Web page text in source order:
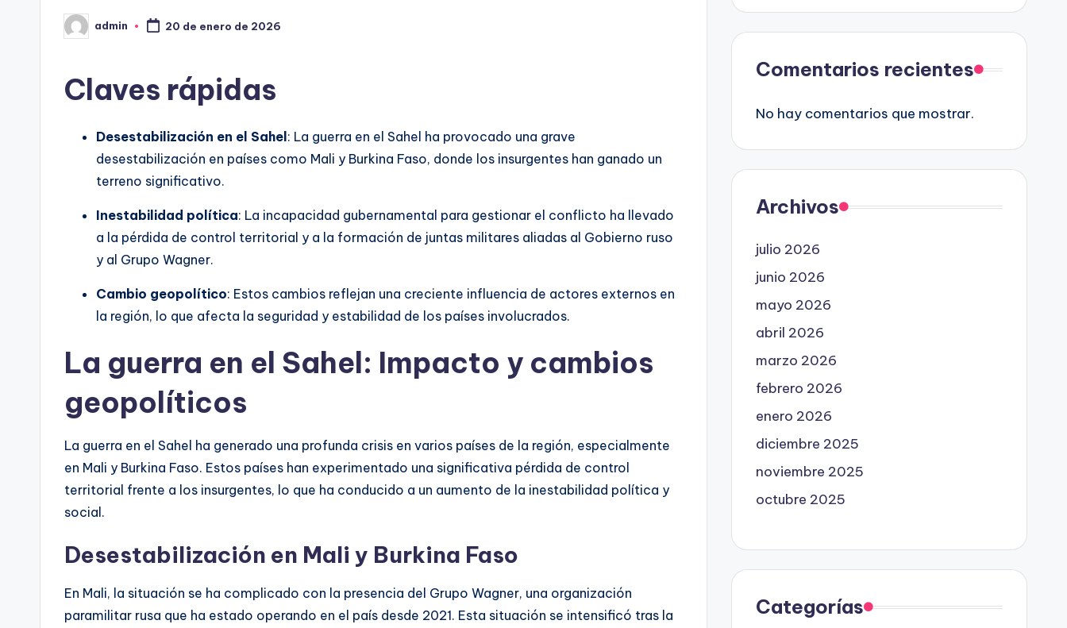
Publicado
por
admin 20 de enero de 2026
Claves rápidas
Desestabilización en el Sahel: La guerra en el Sahel ha provocado una grave
desestabilización en países como Mali y Burkina Faso, donde los insurgentes han ganado un
terreno significativo.
Inestabilidad política: La incapacidad gubernamental para gestionar el conflicto ha llevado
a la pérdida de control territorial y a la formación de juntas militares aliadas al Gobierno ruso
y al Grupo Wagner.
Cambio geopolítico: Estos cambios reflejan una creciente influencia de actores externos en
la región, lo que afecta la seguridad y estabilidad de los países involucrados.
La guerra en el Sahel: Impacto y cambios
geopolíticos
La guerra en el Sahel ha generado una profunda crisis en varios países de la región, especialmente
en Mali y Burkina Faso. Estos países han experimentado una significativa pérdida de control
territorial frente a los insurgentes, lo que ha conducido a un aumento de la inestabilidad política y
social.
Desestabilización en Mali y Burkina Faso
En Mali, la situación se ha complicado con la presencia del Grupo Wagner, una organización
paramilitar rusa que ha estado operando en el país desde 2021. Esta situación se intensificó tras la
Comentarios recientes
No hay comentarios que mostrar.
Archivos
julio 2026
junio 2026
mayo 2026
abril 2026
marzo 2026
febrero 2026
enero 2026
diciembre 2025
noviembre 2025
octubre 2025
Categorías